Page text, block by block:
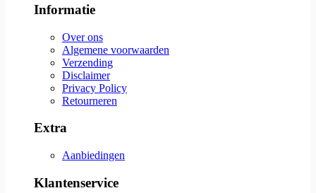
Informatie
Over ons
Algemene voorwaarden
Verzending
Disclaimer
Privacy Policy
Retourneren
Extra
Aanbiedingen
Klantenservice